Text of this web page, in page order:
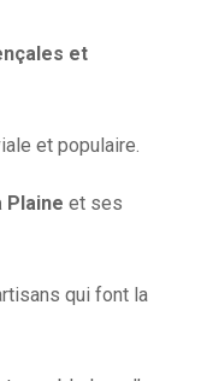
et
et populaire.
Plaine et ses
qui font la